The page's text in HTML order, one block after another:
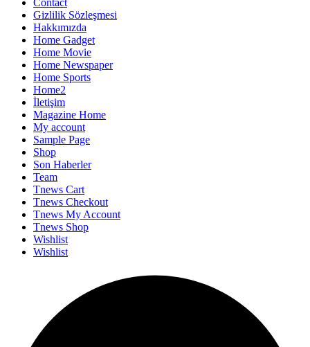
Contact
Gizlilik Sözleşmesi
Hakkımızda
Home Gadget
Home Movie
Home Newspaper
Home Sports
Home2
İletişim
Magazine Home
My account
Sample Page
Shop
Son Haberler
Team
Tnews Cart
Tnews Checkout
Tnews My Account
Tnews Shop
Wishlist
Wishlist